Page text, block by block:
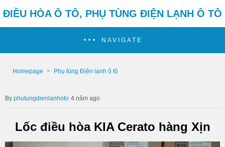
ĐIỀU HÒA Ô TÔ, PHỤ TÙNG ĐIỆN LẠNH Ô TÔ
NAVIGATE
Homepage Phụ tùng Điện lạnh ô tô
phutungdienlanhoto 4 năm ago
Lốc điều hòa KIA Cerato hàng Xịn